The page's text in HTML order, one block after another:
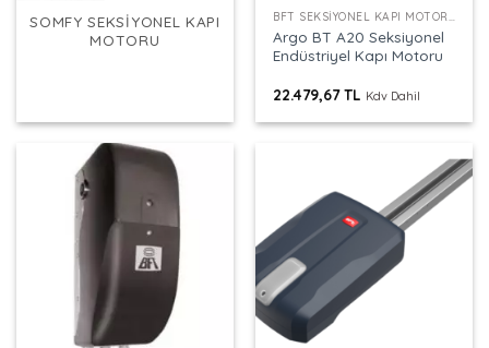
SOMFY SEKSIYONEL KAPI
MOTORU
BFT SEKSIYONEL KAPI MOTORU
Argo BT A20 Seksiyonel
Endüstriyel Kapı Motoru
22.479,67TL Kdv Dahil